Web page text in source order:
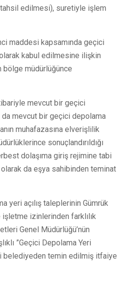
edilmesi), suretiyle işlem
maddesi kapsamında geçici
kabul edilmesine ilişkin
bölge müdürlüğünce
mevcut bir geçici
mevcut bir geçici depolama
muhafazasına elverişlilik
sonuçlandırıldığı
dolaşıma giriş rejimine tabi
da eşya sahibinden teminat
yeri açılış taleplerinin Gümrük
izinlerinden farklılık
Genel Müdürlüğü’nün
”Geçici Depolama Yeri
belediyeden temin edilmiş itfaiye